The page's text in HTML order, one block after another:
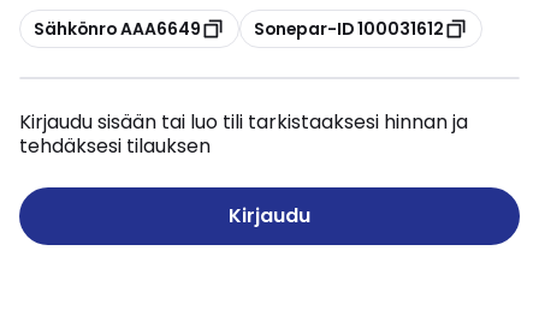
Kopioi
Sähkönro AAA6649 Kopioi
Sonepar-ID 100031612
Kirjaudu sisään tai luo tili tarkistaaksesi hinnan ja
tehdäksesi tilauksen
Kirjaudu